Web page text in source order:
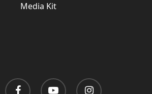
Media Kit
facebook youtube instagram